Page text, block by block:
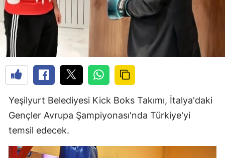
Yeşilyurt Belediyesi Kick Boks Takımı, İtalya'daki
Gençler Avrupa Şampiyonası'nda Türkiye'yi
temsil edecek.